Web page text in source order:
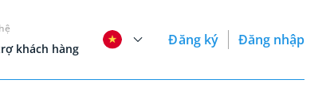
khách hàng
Đăng ký Đăng nhập